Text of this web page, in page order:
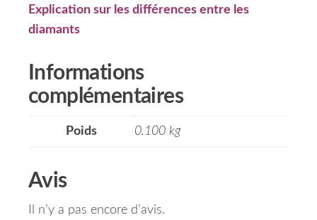
Explication sur les différences entre les
diamants
Informations
complémentaires
Poids 0.100 kg
Avis
Il n’y a pas encore d’avis.